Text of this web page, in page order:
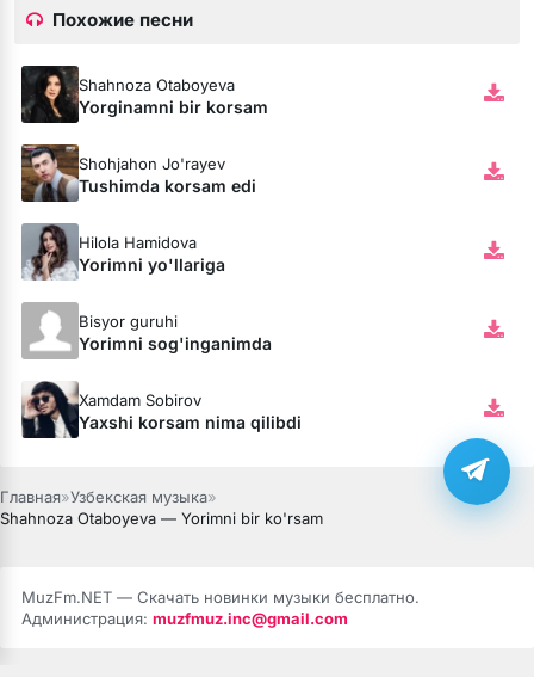
Версия)Похожие песни
Shahnoza Otaboyeva
Yorginamni bir korsam
Shohjahon Jo'rayev
Tushimda korsam edi
Hilola Hamidova
Yorimni yo'llariga
Bisyor guruhi
Yorimni sog'inganimda
Xamdam Sobirov
Yaxshi korsam nima qilibdi
Главная»Узбекская музыка»
Shahnoza Otaboyeva — Yorimni bir ko'rsam
MuzFm.NET — Скачать новинки музыки бесплатно.
Администрация: muzfmuz.inc@gmail.com